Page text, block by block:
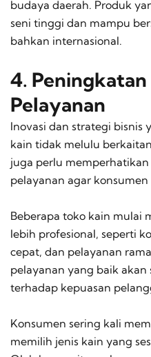
budaya daerah. Produk
seni tinggi dan mampu
bahkan internasional.
4.
Pelayanan
Inovasi dan strategi bisnis
kain tidak melulu
juga perlu
pelayanan agar konsumen
Beberapa toko kain mulai
lebih profesional, seperti
cepat, dan pelayanan
pelayanan yang baik
terhadap kepuasan
Konsumen sering kali
memilih jenis kain yang